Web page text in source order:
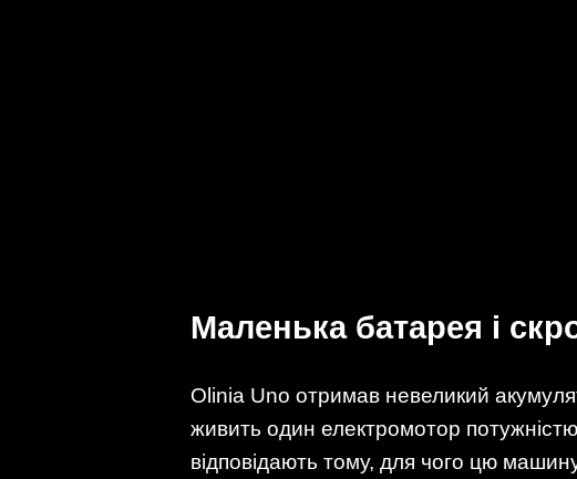
Маленька батарея і
Olinia Uno отримав невеликий
живить один електромотор
відповідають тому, для чого цю